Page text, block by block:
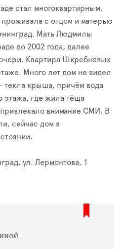
стал многоквартирным.
с отцом и матерью
Мать Людмилы
до 2002 года, далее
Квартира Шкребневых
Много лет дом не видел
текла крыша, причём вода
этажа, где жила тёща
привлекало внимание СМИ. В
сейчас дом в
ул. Лермонтова, 1